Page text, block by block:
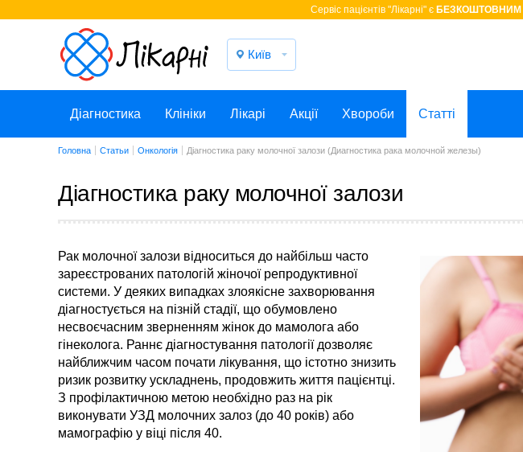
Cервіс пацієнтів "Лікарні" є БЕЗКОШТОВНИМ
Київ
Діагностика Клініки Лікарі Акції Хвороби Статті
Головна Статьи Онкологія Діагностика раку молочної залози (Диагностика рака молочной железы)
Діагностика раку молочної залози
Рак молочної залози відноситься до найбільш часто
зареєстрованих патологій жіночої репродуктивної
системи. У деяких випадках злоякісне захворювання
діагностується на пізній стадії, що обумовлено
несвоєчасним зверненням жінок до мамолога або
гінеколога. Раннє діагностування патології дозволяє
найближчим часом почати лікування, що істотно знизить
ризик розвитку ускладнень, продовжить життя пацієнтці.
З профілактичною метою необхідно раз на рік
виконувати УЗД молочних залоз (до 40 років) або
мамографію у віці після 40.